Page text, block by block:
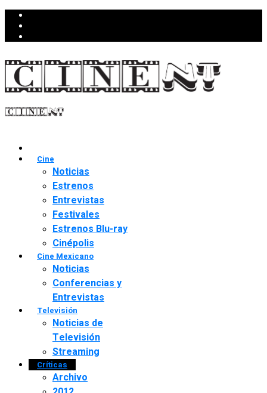
Cine
Noticias
Estrenos
Entrevistas
Festivales
Estrenos Blu-ray
Cinépolis
Cine Mexicano
Noticias
Conferencias y
Entrevistas
Televisión
Noticias de
Televisión
Streaming
Críticas
Archivo